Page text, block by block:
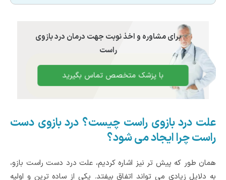
برای مشاوره و اخذ نوبت جهت درمان درد بازوی
راست
با پزشک متخصص تماس بگیرید
علت درد بازوی راست چیست؟ درد بازوی دست
راست چرا ایجاد می شود؟
همان طور که پیش تر نیز اشاره کردیم، علت درد دست راست بازو،
به دلایل زیادی می تواند اتفاق بیفتد. یکی از ساده ترین و اولیه